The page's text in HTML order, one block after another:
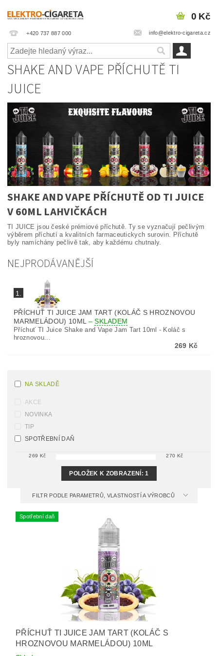
+420 737 887 000 info@elektro-cigareta.cz
0 Kč
SHAKE AND VAPE PŘÍCHUTĚ TI
JUICE
SHAKE AND VAPE PŘÍCHUTĚ OD TI JUICE
V 60ML LAHVIČKÁCH
TI JUICE jsou české prémiové příchutě. Ty se vyznačují pečlivým
výběrem příchutí a kvalitních farmaceutickych surovin. Příchutě
byly namíchány pečlivě tak, aby každému chutnaly.
NEJPRODÁVANĚJŠÍ
1.
PŘÍCHUŤ TI JUICE JAM TART (KOLÁČ S HROZNOVOU
MARMELÁDOU) 10ML –SKLADEM
Příchuť TI Juice Shake and Vape Jam Tart 10ml - Koláč s
hroznovou...
269 Kč
NA SKLADĚ
AKCE
NOVINKA
TIP
SPOTŘEBNÍ DAŇ
269 Kč 270 Kč
POLOŽEK K ZOBRAZENÍ:1
FILTR PODLE PARAMETRŮ, VLASTNOSTÍ A VÝROBCŮ
Spotřební daň
PŘÍCHUŤ TI JUICE JAM TART (KOLÁČ S
HROZNOVOU MARMELÁDOU) 10ML